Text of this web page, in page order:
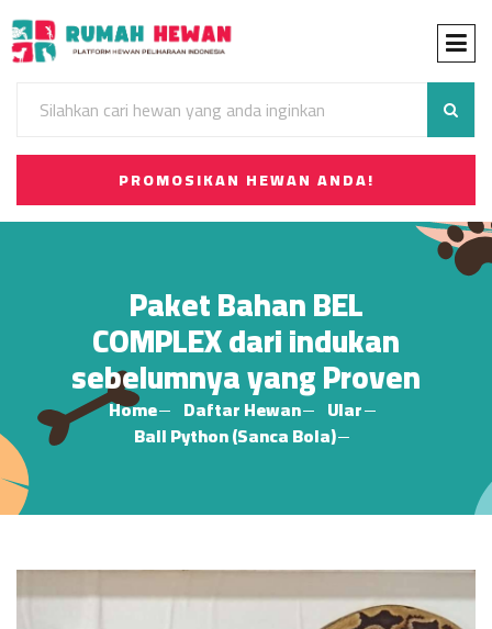
PROMOSIKAN HEWAN ANDA!
Paket Bahan BEL
COMPLEX dari indukan
sebelumnya yang Proven
Home Daftar Hewan
Ular
Ball Python (Sanca Bola)